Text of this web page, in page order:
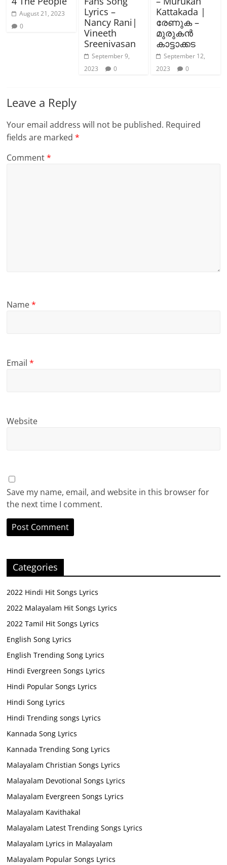
August 21, 2023
0
Lyrics –
Nancy Rani|
Vineeth
Sreenivasan
September 9,
2023
0
Kattakada |
രേണുക –
മുരുകൻ
കാട്ടാക്കട
September 12,
2023
0
Leave a Reply
Your email address will not be published. Required
fields are marked*
Comment*
Name*
Email*
Website
Save my name, email, and website in this browser for
the next time I comment.
Categories
2022 Hindi Hit Songs Lyrics
2022 Malayalam Hit Songs Lyrics
2022 Tamil Hit Songs Lyrics
English Song Lyrics
English Trending Song Lyrics
Hindi Evergreen Songs Lyrics
Hindi Popular Songs Lyrics
Hindi Song Lyrics
Hindi Trending songs Lyrics
Kannada Song Lyrics
Kannada Trending Song Lyrics
Malayalam Christian Songs Lyrics
Malayalam Devotional Songs Lyrics
Malayalam Evergreen Songs Lyrics
Malayalam Kavithakal
Malayalam Latest Trending Songs Lyrics
Malayalam Lyrics in Malayalam
Malayalam Popular Songs Lyrics